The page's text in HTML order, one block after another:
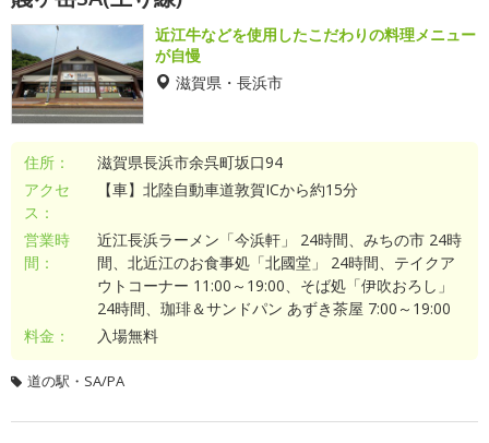
近江牛などを使用したこだわりの料理メニュー
が自慢
滋賀県・長浜市
住所：
滋賀県長浜市余呉町坂口94
アクセ
ス：
【車】北陸自動車道敦賀ICから約15分
営業時
間：
近江長浜ラーメン「今浜軒」 24時間、みちの市 24時
間、北近江のお食事処「北國堂」 24時間、テイクア
ウトコーナー 11:00～19:00、そば処「伊吹おろし」
24時間、珈琲＆サンドパン あずき茶屋 7:00～19:00
料金：
入場無料
道の駅・SA/PA